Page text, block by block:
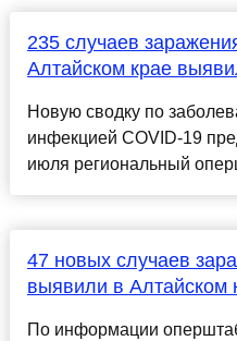
235 случаев
Алтайском крае
Новую сводку по
инфекцией COVID-19
июля региональный
47 новых случаев
выявили в Алтайском
По информации